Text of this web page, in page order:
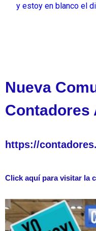
y estoy en blanco el
Nueva
Contadores
https://
Click aquí para visitar la